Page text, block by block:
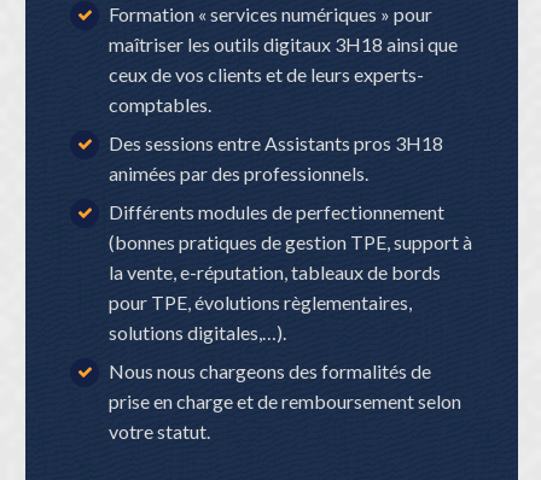
Formation « services numériques » pour
maîtriser les outils digitaux 3H18 ainsi que
ceux de vos clients et de leurs experts-
comptables.
Des sessions entre Assistants pros 3H18
animées par des professionnels.
Différents modules de perfectionnement
(bonnes pratiques de gestion TPE, support à
la vente, e-réputation, tableaux de bords
pour TPE, évolutions règlementaires,
solutions digitales,…).
Nous nous chargeons des formalités de
prise en charge et de remboursement selon
votre statut.